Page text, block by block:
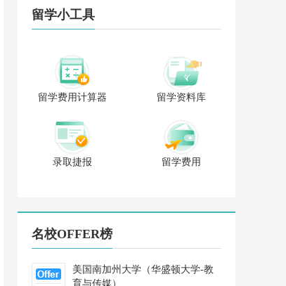
，极
受广
国理
国立
香港
技大
学，
，秒
坡、日本、韩国、香
港澳门地区学习考
大学、港科大、港中
文、新加坡国立、南
洋理工大学、日本七
大帝国大学、韩国
世界名校，学生爱称
“福州留学牛津哥”。
一份信任一份责任，
对每个学生每个家庭
展翅高飞!
留学小工具
留学费用计算器 留学资料库
录取捷报 留学费用
名校OFFER榜
美国南加州大学（华盛顿大学-教
育与传媒）